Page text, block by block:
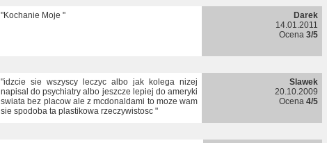
"Kochanie Moje "
Darek
14.01.2011
Ocena 3/5
"idzcie sie wszyscy leczyc albo jak kolega nizej
napisal do psychiatry albo jeszcze lepiej do ameryki
swiata bez placow ale z mcdonaldami to moze wam
sie spodoba ta plastikowa rzeczywistosc "
Slawek
20.10.2009
Ocena 4/5